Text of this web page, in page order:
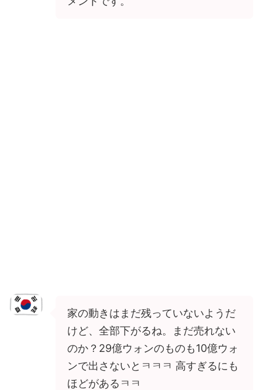
家の動きはまだ残っていないようだ
けど、全部下がるね。まだ売れない
のか？29億ウォンのものも10億ウォ
ンで出さないとㅋㅋㅋ 高すぎるにも
ほどがあるㅋㅋ